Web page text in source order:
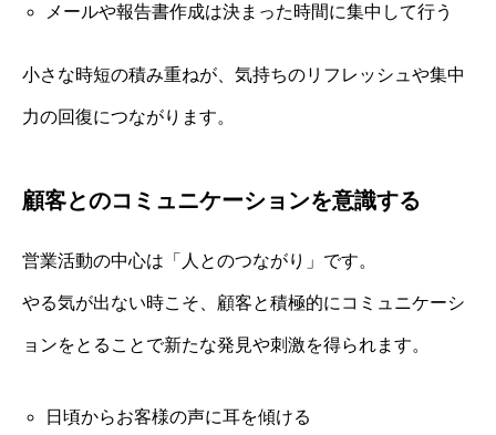
メールや報告書作成は決まった時間に集中して行う
小さな時短の積み重ねが、気持ちのリフレッシュや集中
力の回復につながります。
顧客とのコミュニケーションを意識する
営業活動の中心は「人とのつながり」です。
やる気が出ない時こそ、顧客と積極的にコミュニケーシ
ョンをとることで新たな発見や刺激を得られます。
日頃からお客様の声に耳を傾ける